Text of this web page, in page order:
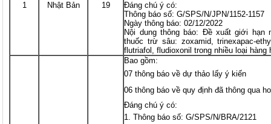
1 Nhật Bản 19
Đáng chú ý có:
Thông báo số: G/SPS/N/JPN/1152-1157
Ngày thông báo: 02/12/2022
Nội dung thông báo: Đề xuất giới
thuốc trừ sâu: zoxamid, trinexapac-
flutriafol, fludioxonil trong nhiều loại hàng
Bao gồm:
07 thông báo về dự thảo lấy ý kiến
06 thông báo về quy định đã thông qua
Đáng chú ý có:
Thông báo số: G/SPS/N/BRA/2121